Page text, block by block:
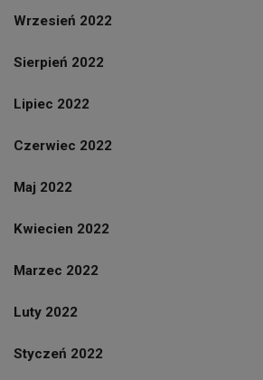
Wrzesień 2022
Sierpień 2022
Lipiec 2022
Czerwiec 2022
Maj 2022
Kwiecien 2022
Marzec 2022
Luty 2022
Styczeń 2022